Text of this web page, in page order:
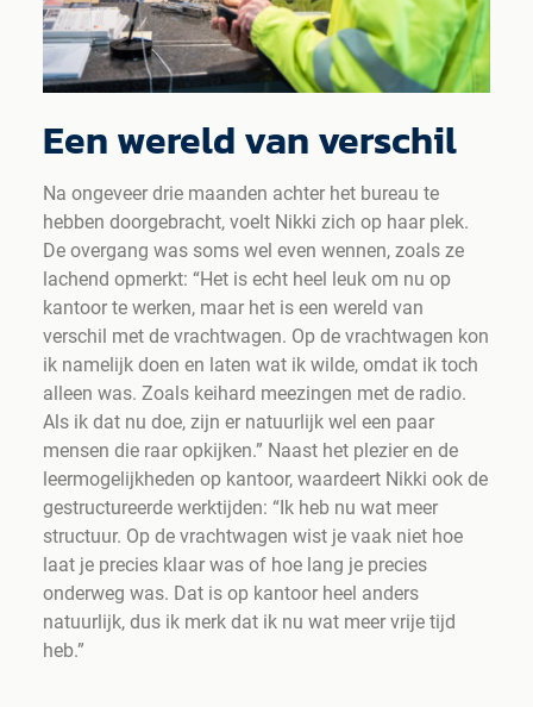
Een wereld van verschil
Na ongeveer drie maanden achter het bureau te
hebben doorgebracht, voelt Nikki zich op haar plek.
De overgang was soms wel even wennen, zoals ze
lachend opmerkt: “Het is echt heel leuk om nu op
kantoor te werken, maar het is een wereld van
verschil met de vrachtwagen. Op de vrachtwagen kon
ik namelijk doen en laten wat ik wilde, omdat ik toch
alleen was. Zoals keihard meezingen met de radio.
Als ik dat nu doe, zijn er natuurlijk wel een paar
mensen die raar opkijken.” Naast het plezier en de
leermogelijkheden op kantoor, waardeert Nikki ook de
gestructureerde werktijden: “Ik heb nu wat meer
structuur. Op de vrachtwagen wist je vaak niet hoe
laat je precies klaar was of hoe lang je precies
onderweg was. Dat is op kantoor heel anders
natuurlijk, dus ik merk dat ik nu wat meer vrije tijd
heb.”